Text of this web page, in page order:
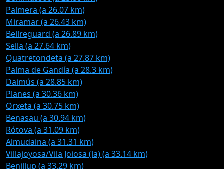
Palmera (a 26.07 km)
Miramar (a 26.43 km)
Bellreguard (a 26.89 km)
Sella (a 27.64 km)
Quatretondeta (a 27.87 km)
Palma de Gandía (a 28.3 km)
Daimús (a 28.85 km)
Planes (a 30.36 km)
Orxeta (a 30.75 km)
Benasau (a 30.94 km)
Rótova (a 31.09 km)
Almudaina (a 31.31 km)
Villajoyosa/Vila Joiosa (la) (a 33.14 km)
Benillup (a 33.29 km)